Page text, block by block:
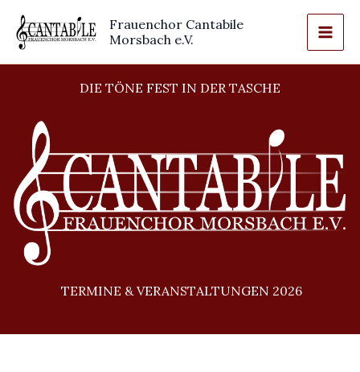
Inhalt
springen
Frauenchor Cantabile
Morsbach e.V.
DIE TÖNE FEST IN DER TASCHE
TERMINE & VERANSTALTUNGEN 2026